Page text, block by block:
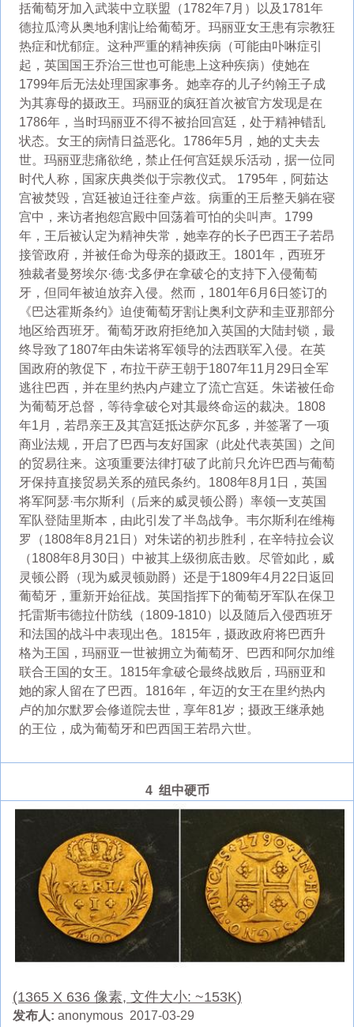
括葡萄牙加入武装中立联盟（1782年7月）以及1781年
德拉瓜湾从奥地利割让给葡萄牙。玛丽亚女王患有宗教狂
热症和忧郁症。这种严重的精神疾病（可能由卟啉症引
起，英国国王乔治三世也可能患上这种疾病）使她在
1799年后无法处理国家事务。她幸存的儿子约翰王子成
为其寡母的摄政王。玛丽亚的疯狂首次被官方发现是在
1786年，当时玛丽亚不得不被抬回宫廷，处于精神错乱
状态。女王的病情日益恶化。1786年5月，她的丈夫去
世。玛丽亚悲痛欲绝，禁止任何宫廷娱乐活动，据一位同
时代人称，国家庆典类似于宗教仪式。 1795年，阿茹达
宫被焚毁，宫廷被迫迁往奎卢兹。病重的王后整天躺在寝
宫中，来访者抱怨宫殿中回荡着可怕的尖叫声。1799
年，王后被认定为精神失常，她幸存的长子巴西王子若昂
接管政府，并被任命为母亲的摄政王。1801年，西班牙
独裁者曼努埃尔·德·戈多伊在拿破仑的支持下入侵葡萄
牙，但同年被迫放弃入侵。然而，1801年6月6日签订的
《巴达霍斯条约》迫使葡萄牙割让奥利文萨和圭亚那部分
地区给西班牙。葡萄牙政府拒绝加入英国的大陆封锁，最
终导致了1807年由朱诺将军领导的法西联军入侵。在英
国政府的敦促下，布拉干萨王朝于1807年11月29日全军
逃往巴西，并在里约热内卢建立了流亡宫廷。朱诺被任命
为葡萄牙总督，等待拿破仑对其最终命运的裁决。1808
年1月，若昂亲王及其宫廷抵达萨尔瓦多，并签署了一项
商业法规，开启了巴西与友好国家（此处代表英国）之间
的贸易往来。这项重要法律打破了此前只允许巴西与葡萄
牙保持直接贸易关系的殖民条约。1808年8月1日，英国
将军阿瑟·韦尔斯利（后来的威灵顿公爵）率领一支英国
军队登陆里斯本，由此引发了半岛战争。韦尔斯利在维梅
罗（1808年8月21日）对朱诺的初步胜利，在辛特拉会议
（1808年8月30日）中被其上级彻底击败。尽管如此，威
灵顿公爵（现为威灵顿勋爵）还是于1809年4月22日返回
葡萄牙，重新开始征战。英国指挥下的葡萄牙军队在保卫
托雷斯韦德拉什防线（1809-1810）以及随后入侵西班牙
和法国的战斗中表现出色。1815年，摄政政府将巴西升
格为王国，玛丽亚一世被拥立为葡萄牙、巴西和阿尔加维
联合王国的女王。1815年拿破仑最终战败后，玛丽亚和
她的家人留在了巴西。1816年，年迈的女王在里约热内
卢的加尔默罗会修道院去世，享年81岁；摄政王继承她
的王位，成为葡萄牙和巴西国王若昂六世。
4 组中硬币
(1365 X 636 像素, 文件大小: ~153K)
发布人: anonymous 2017-03-29